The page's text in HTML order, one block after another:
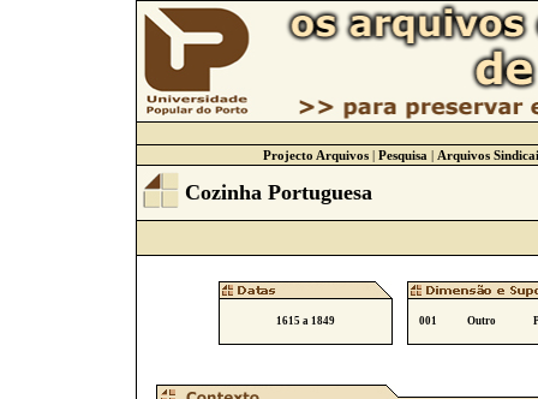
Projecto Arquivos| Pesquisa | Arquivos
Cozinha Portuguesa
1615 a 1849 001 Outro